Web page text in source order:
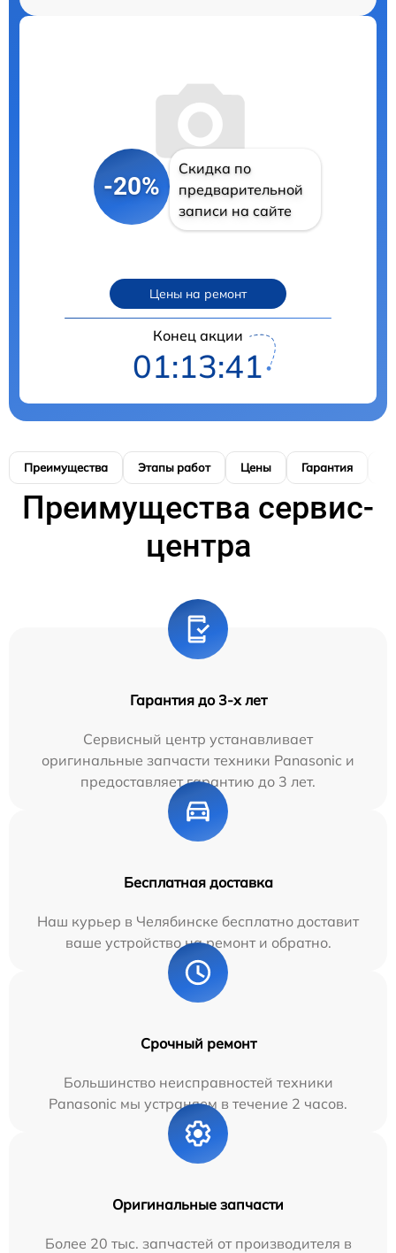
-20%
Скидка по
предварительной
записи на сайте
Цены на ремонт
Конец акции
01:13:40
Преимущества Этапы работ Цены Гарантия
Преимущества сервис-
центра
Гарантия до 3-х лет
Сервисный центр устанавливает
оригинальные запчасти техники Panasonic и
предоставляет гарантию до 3 лет.
Бесплатная доставка
Наш курьер в Челябинске бесплатно доставит
ваше устройство на ремонт и обратно.
Срочный ремонт
Большинство неисправностей техники
Panasonic мы устраняем в течение 2 часов.
Оригинальные запчасти
Более 20 тыс. запчастей от производителя в